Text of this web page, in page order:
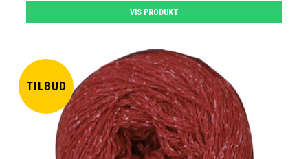
VIS PRODUKT
TILBUD